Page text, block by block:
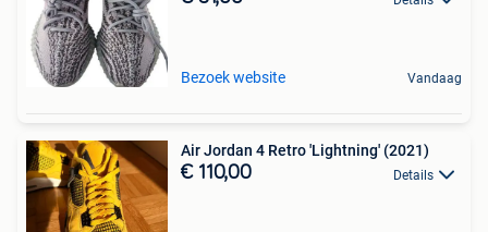
Bezoek website Vandaag
Air Jordan 4 Retro 'Lightning' (2021)
€ 110,00 Details